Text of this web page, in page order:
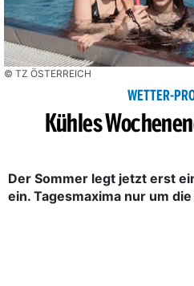
© TZ ÖSTERREICH
WETTER-
Kühles
Der Sommer legt jetzt erst
ein. Tagesmaxima nur um